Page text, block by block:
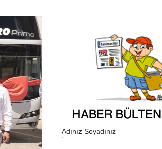
Adınız Soyadınız